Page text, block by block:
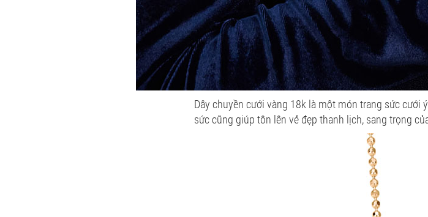
Dây chuyền cưới vàng 18k là một món trang sức cưới
sức cũng giúp tôn lên vẻ đẹp thanh lịch, sang trọng